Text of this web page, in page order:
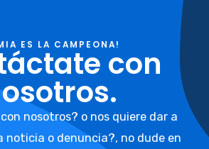
ES LA CAMPEONA!con
nosotros? o nos quiere dar a
noticia o denuncia?, no dude en